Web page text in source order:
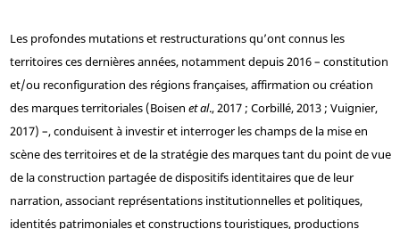
Les profondes mutations et restructurations qu’ont connus les
territoires ces dernières années, notamment depuis 2016 – constitution
et/ou reconfiguration des régions françaises, affirmation ou création
des marques territoriales (Boisen et al., 2017 ; Corbillé, 2013 ; Vuignier,
2017) –, conduisent à investir et interroger les champs de la mise en
scène des territoires et de la stratégie des marques tant du point de vue
de la construction partagée de dispositifs identitaires que de leur
narration, associant représentations institutionnelles et politiques,
identités patrimoniales et constructions touristiques, productions